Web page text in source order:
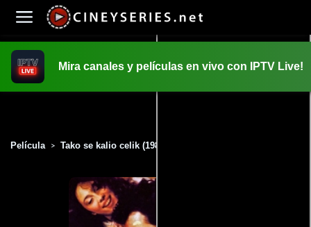
Mira canales y películas en vivo con IPTV Live!
Película > Tako se kalio celik (1988)